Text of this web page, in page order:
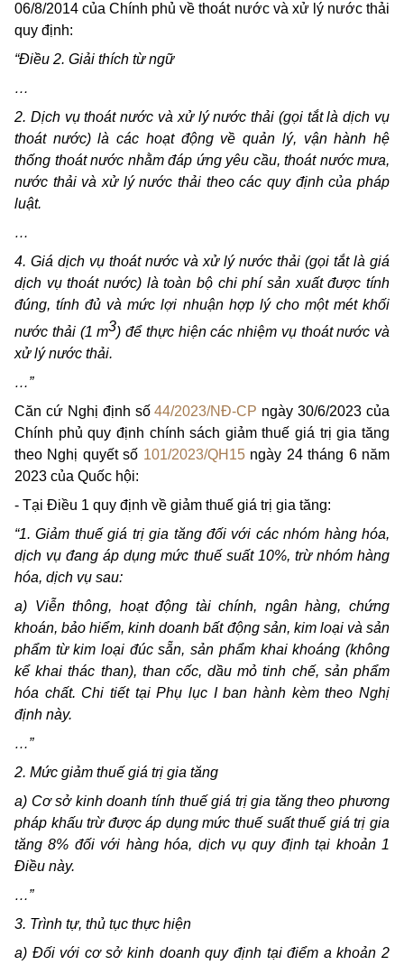
06/8/2014 của Chính phủ về thoát nước và xử lý nước thải
quy định:
“Điều 2. Giải thích từ ngữ
…
2. Dịch vụ thoát nước và xử lý nước thải (gọi tắt là dịch vụ
thoát nước) làcác hoạt động về quản lý, vận hành hệ
thống thoát nước nhằm đáp ứng yêu cầu, thoát nước mưa,
nước thải và xử lý nước thải theo các quy định của pháp
luật.
…
4. Giá dịch vụ thoát nước và xử lý nước thải (gọi tắt là giá
dịch vụ thoát nước) là toàn bộ chi phí sản xuất được tính
đúng, tính đủ và mức lợi nhuận hợp lý cho một mét khối
nước thải (1 m3) để thực hiện các nhiệm vụ thoát nước và
xử lý nước thải.
…”
Căn cứ Nghị định số44/2023/NĐ-CP ngày 30/6/2023 của
Chính phủ quy định chính sách giảm thuế giá trị gia tăng
theo Nghị quyết số 101/2023/QH15ngày 24 tháng 6 năm
2023 của Quốc hội:
- Tại Điều 1 quy định về giảm thuế giá trị gia tăng:
“1. Giảm thuế giá trị gia tăng đối với các nhóm hàng hóa,
dịch vụ đang áp dụng mức thuế suất 10%, trừ nhóm hàng
hóa, dịch vụ sau:
a) Viễn thông, hoạt động tài chính, ngân hàng, chứng
khoán, bảo hiểm, kinh doanh bất động sản, kim loại và sản
phẩm từ kim loại đúc sẵn, sản phẩm khai khoáng (không
kể khai thác than), than cốc, dầu mỏ tinh chế, sản phẩm
hóa chất. Chi tiết tại Phụ lục I ban hành kèm theo Nghị
định này.
…”
2. Mức giảm thuế giá trị gia tăng
a) Cơ sở kinh doanh tính thuế giá trị gia tăng theo phương
pháp khấu trừ được áp dụng mức thuế suất thuế giá trị gia
tăng 8% đối với hàng hóa, dịch vụ quy định tại khoản 1
Điều này.
…”
3. Trình tự, thủ tục thực hiện
a) Đối với cơ sở kinh doanh quy định tại điểm a khoản 2